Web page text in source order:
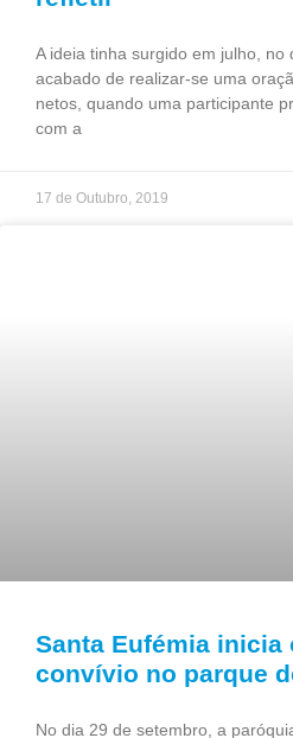
A ideia tinha surgido em julho, no
acabado de realizar-se uma
netos, quando uma participante
com a
17 de Outubro, 2019
Santa Eufémia inicia
convívio no parque
No dia 29 de setembro, a